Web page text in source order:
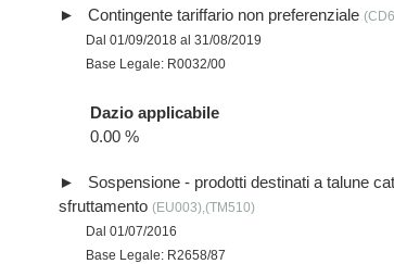
Contingente tariffario non preferenziale
Dal 01/09/2018 al 31/08/2019
Base Legale: R0032/00
Dazio applicabile
0.00 %
Sospensione - prodotti destinati a talune
sfruttamento (EU003),(TM510)
Dal 01/07/2016
Base Legale: R2658/87